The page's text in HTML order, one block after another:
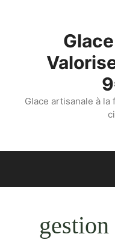
Glace artisanale à